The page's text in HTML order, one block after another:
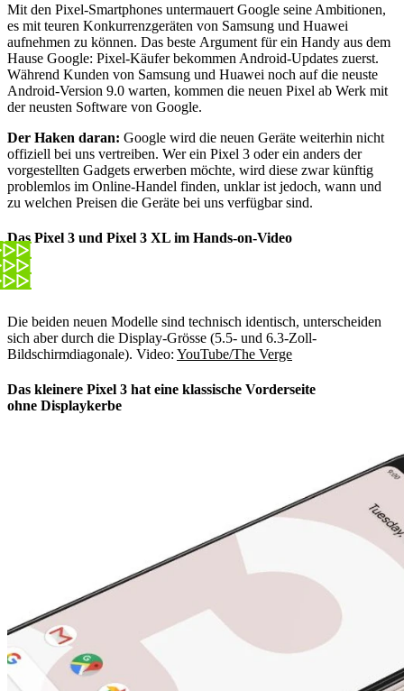
Mit den Pixel-Smartphones untermauert Google seine Ambitionen,
es mit teuren Konkurrenzgeräten von Samsung und Huawei
aufnehmen zu können. Das beste Argument für ein Handy aus dem
Hause Google: Pixel-Käufer bekommen Android-Updates zuerst.
Während Kunden von Samsung und Huawei noch auf die neuste
Android-Version 9.0 warten, kommen die neuen Pixel ab Werk mit
der neusten Software von Google.
Der Haken daran: Google wird die neuen Geräte weiterhin nicht
offiziell bei uns vertreiben. Wer ein Pixel 3 oder ein anders der
vorgestellten Gadgets erwerben möchte, wird diese zwar künftig
problemlos im Online-Handel finden, unklar ist jedoch, wann und
zu welchen Preisen die Geräte bei uns verfügbar sind.
Das Pixel 3 und Pixel 3 XL im Hands-on-Video
Die beiden neuen Modelle sind technisch identisch, unterscheiden
sich aber durch die Display-Grösse (5.5- und 6.3-Zoll-
Bildschirmdiagonale). Video: YouTube/The Verge
Das kleinere Pixel 3 hat eine klassische Vorderseite
ohne Displaykerbe